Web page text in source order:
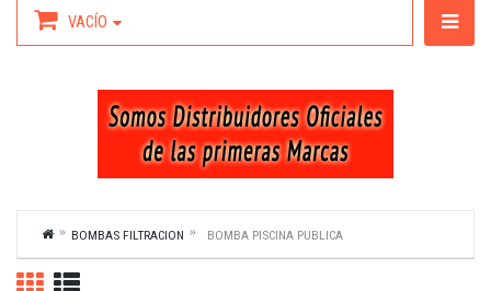
VACÍO
BOMBAS FILTRACION BOMBA PISCINA PUBLICA